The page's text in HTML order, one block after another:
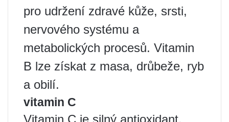
pro udržení zdravé kůže, srsti,
nervového systému a
metabolických procesů. Vitamin
B lze získat z masa, drůbeže, ryb
a obilí.
vitamin C
Vitamin C je silný antioxidant,